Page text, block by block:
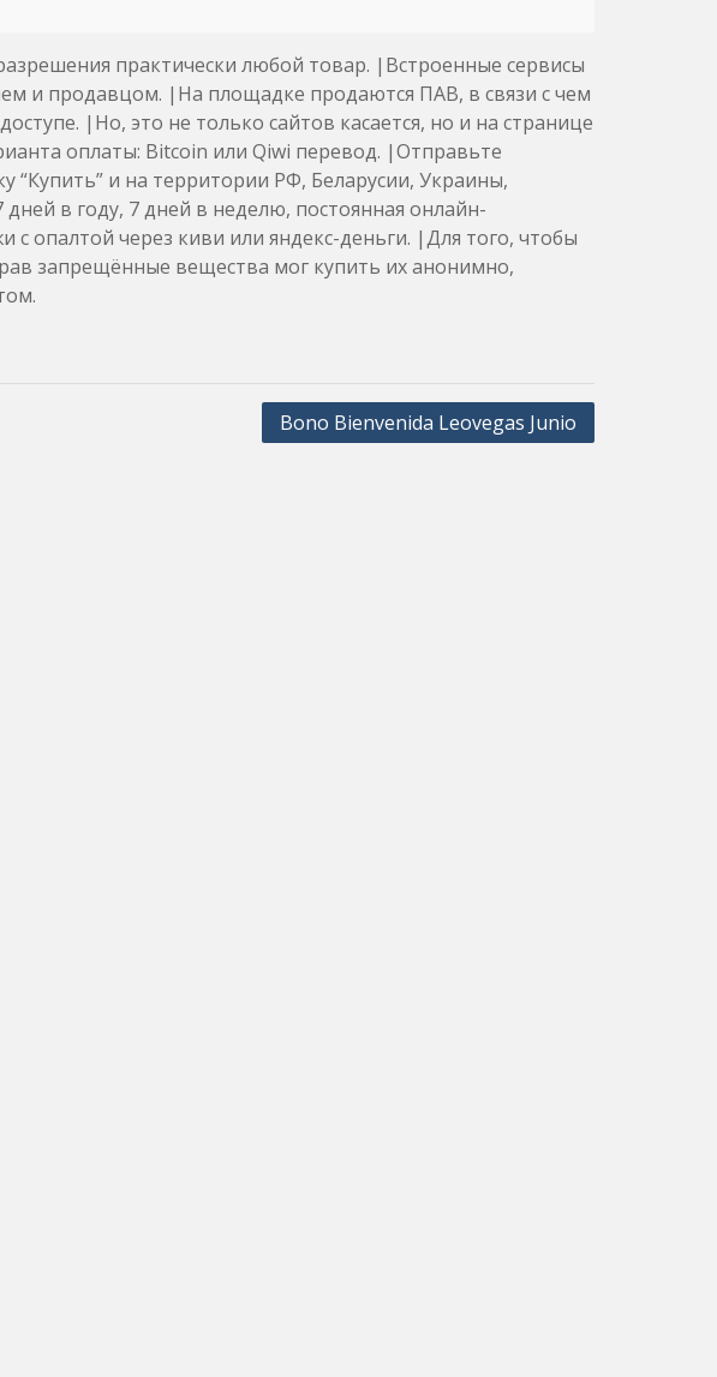
практически любой товар. |Встроенные сервисы
и продавцом. |На площадке продаются ПАВ, в связи с чем
|Но, это не только сайтов касается, но и на странице
оплаты: Bitcoin или Qiwi перевод. |Отправьте
“Купить” и на территории РФ, Беларусии, Украины,
дней в году, 7 дней в неделю, постоянная онлайн-
с опалтой через киви или яндекс-деньги. |Для того, чтобы
запрещённые вещества мог купить их анонимно,
Bono Bienvenida Leovegas Junio